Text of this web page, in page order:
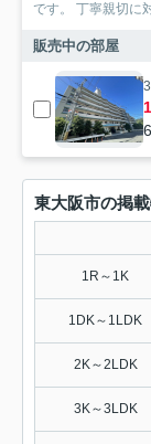
です。 丁寧親切に
販売中の部屋
東大阪市の掲
1R～1K
1DK～1LDK
2K～2LDK
3K～3LDK